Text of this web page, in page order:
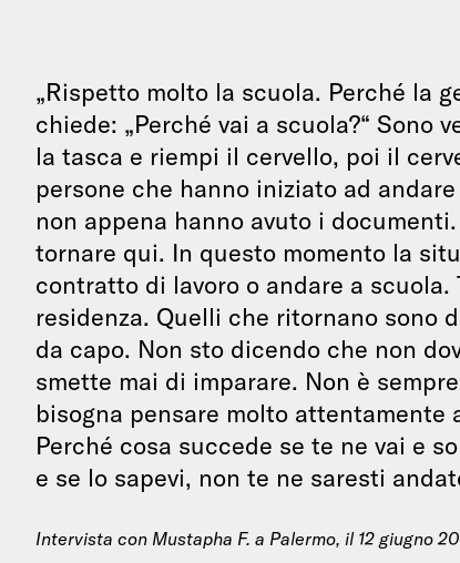
„Rispetto molto la scuola. Perché la
chiede: „Perché vai a scuola?“ Sono
la tasca e riempi il cervello, poi il
persone che hanno iniziato ad
non appena hanno avuto i
tornare qui. In questo momento la
contratto di lavoro o andare a
residenza. Quelli che ritornano sono
da capo. Non sto dicendo che non
smette mai di imparare. Non è
bisogna pensare molto attentamente
Perché cosa succede se te ne vai e
e se lo sapevi, non te ne saresti
Intervista con Mustapha F. a Palermo, il 12 giugno